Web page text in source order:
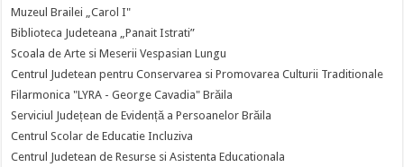
Muzeul Brailei „Carol I"
Biblioteca Judeteana „Panait Istrati”
Scoala de Arte si Meserii Vespasian Lungu
Centrul Judetean pentru Conservarea si Promovarea Culturii Traditionale
Filarmonica "LYRA - George Cavadia" Brăila
Serviciul Județean de Evidență a Persoanelor Brăila
Centrul Scolar de Educatie Incluziva
Centrul Judetean de Resurse si Asistenta Educationala